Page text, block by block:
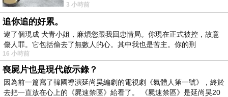
另外我有找到一些優惠折扣碼！
可能剛好適用喔！請多加利用！
有關 竹峰雅宿 - 東京 的房間介紹在下面
在車頂上，怎麼樣小心驅趕，都無動
3 小時前
追你追的好累。
逮了個現成 犬青小姐，麻煩您跟我回忠情局。你現在正式被控，故意
傷人罪。它包括偷去了無數人的心。其中我也是苦主。你的刑
16 小時前
喪屍片也是現代啟示錄？
因為前一篇寫了韓國導演延尚昊編劇的電視劇《氣體人第一號》，終於
去把一直放在心上的《屍速禁區》給看了。 《屍速禁區》是延尚昊20